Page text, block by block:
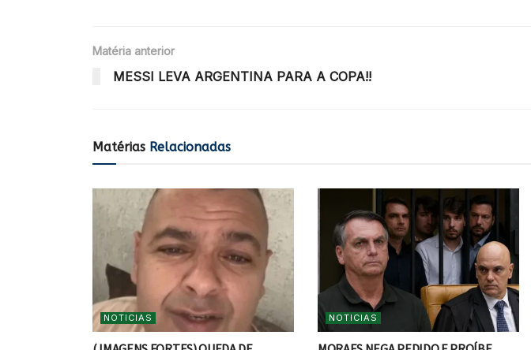
Matéria anterior
MESSI LEVA ARGENTINA PARA A COPA!!
Matérias Relacionadas
NOTICIAS NOTICIAS